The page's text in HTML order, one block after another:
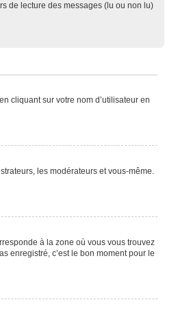
de lecture des messages (lu ou non lu)
cliquant sur votre nom d’utilisateur en
les modérateurs et vous-même.
à la zone où vous vous trouvez
enregistré, c’est le bon moment pour le